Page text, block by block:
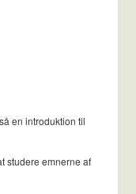
en introduktion til
studere emnerne af